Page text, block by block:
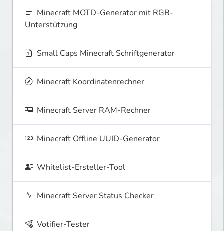
Minecraft MOTD-Generator mit RGB-
Unterstützung
Small Caps Minecraft Schriftgenerator
Minecraft Koordinatenrechner
Minecraft Server RAM-Rechner
Minecraft Offline UUID-Generator
Whitelist-Ersteller-Tool
Minecraft Server Status Checker
Votifier-Tester